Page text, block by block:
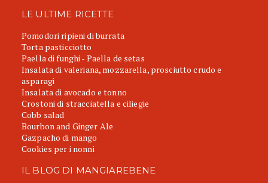
LE ULTIME RICETTE
Pomodori ripieni di burrata
Torta pasticciotto
Paella di funghi - Paella de setas
Insalata di valeriana, mozzarella, prosciutto crudo e
asparagi
Insalata di avocado e tonno
Crostoni di stracciatella e ciliegie
Cobb salad
Bourbon and Ginger Ale
Gazpacho di mango
Cookies per i nonni
IL BLOG DI MANGIAREBENE